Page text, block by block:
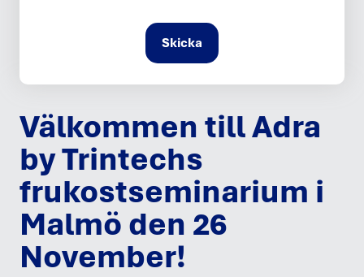
Skicka
Välkommen till Adra
by Trintechs
frukostseminarium i
Malmö den 26
November!